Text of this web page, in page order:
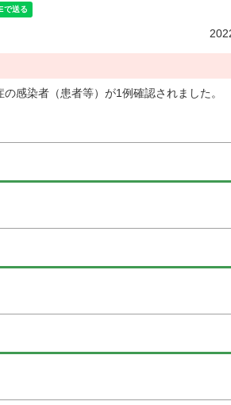
健康増進
文化財
感染者（患者等）が1例確認されました。